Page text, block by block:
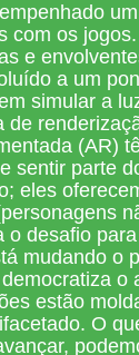
os
e
a um
simular a
de
(AR)
sentir parte
eles
desafio
mudando o
estão
O